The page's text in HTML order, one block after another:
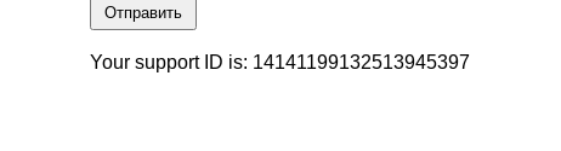
Отправить
Your support ID is: 14141199132513945397